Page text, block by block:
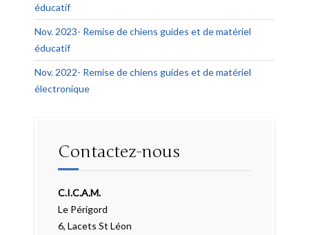
éducatif
Nov. 2023- Remise de chiens guides et de matériel
éducatif
Nov. 2022- Remise de chiens guides et de matériel
électronique
Contactez-nous
C.I.C.A.M.
Le Périgord
6, Lacets St Léon